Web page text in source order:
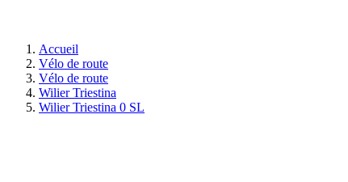
Accueil
Vélo de route
Vélo de route
Wilier Triestina
Wilier Triestina 0 SL